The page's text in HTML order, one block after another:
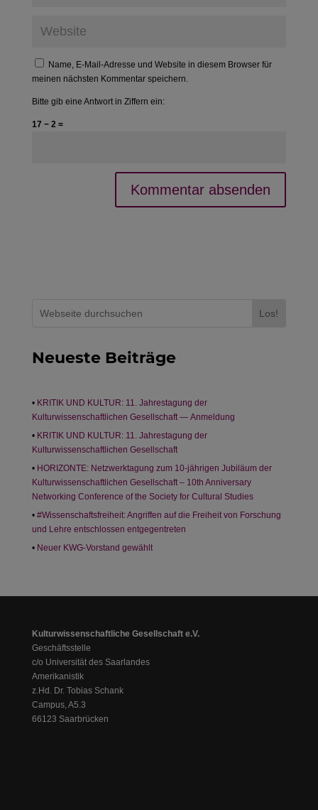
Name, E-Mail-Adresse und Website in diesem Browser für
meinen nächsten Kommentar speichern.
Bitte gib eine Antwort in Ziffern ein:
17 − 2 =
Los!
Neueste Beiträge
KRITIK UND KULTUR: 11. Jahrestagung der
Kulturwissenschaftlichen Gesellschaft — Anmeldung
KRITIK UND KULTUR: 11. Jahrestagung der
Kulturwissenschaftlichen Gesellschaft
HORIZONTE: Netzwerktagung zum 10-jährigen Jubiläum der
Kulturwissenschaftlichen Gesellschaft – 10th Anniversary
Networking Conference of the Society for Cultural Studies
#Wissenschaftsfreiheit: Angriffen auf die Freiheit von Forschung
und Lehre entschlossen entgegentreten
Neuer KWG-Vorstand gewählt
Kulturwissenschaftliche Gesellschaft e.V.
Geschäftsstelle
c/o Universität des Saarlandes
Amerikanistik
z.Hd. Dr. Tobias Schank
Campus, A5.3
66123 Saarbrücken